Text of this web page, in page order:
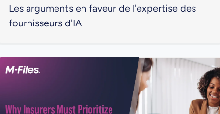
Les arguments en faveur de l'expertise des
fournisseurs d'IA